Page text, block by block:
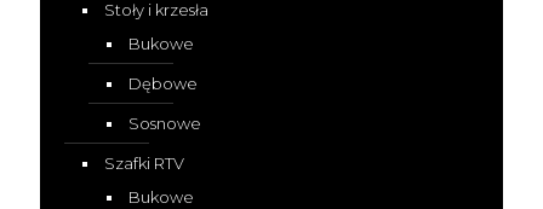
Stoły i krzesła
Bukowe
Dębowe
Sosnowe
Szafki RTV
Bukowe